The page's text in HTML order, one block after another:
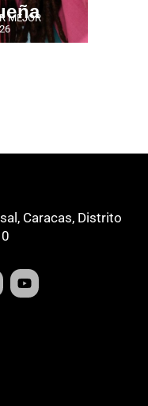
MEJOR
Caracas, Distrito